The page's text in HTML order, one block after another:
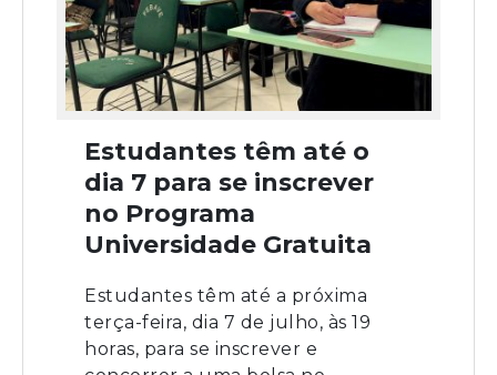
Estudantes têm até o
dia 7 para se inscrever
no Programa
Universidade Gratuita
Estudantes têm até a próxima
terça-feira, dia 7 de julho, às 19
horas, para se inscrever e